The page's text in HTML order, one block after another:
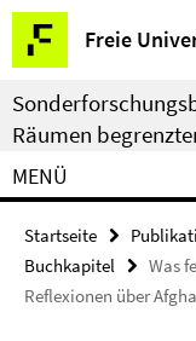
Springe
direkt
zu
Inhalt
Freie
Service-
Navigation
Räumen
MENÜ
Startseite
Buchkapitel
Was
Reflexionen über